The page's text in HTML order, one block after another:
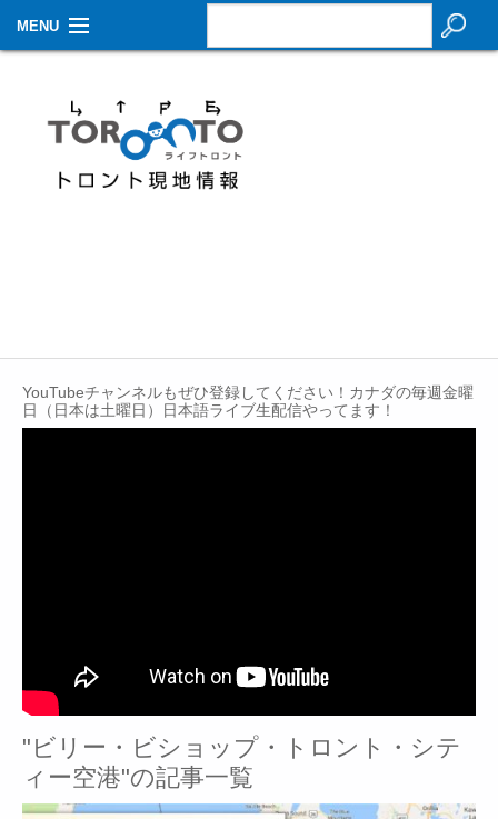
MENU
生活情報
その他
YouTubeチャンネルもぜひ登録してください！カナダの毎週金曜
日（日本は土曜日）日本語ライブ生配信やってます！
"ビリー・ビショップ・トロント・シテ
ィー空港"の記事一覧